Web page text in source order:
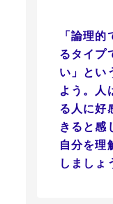
「論理
るタイプ
い」とい
よう。人
る人に好
きると感
自分を理
しましょ